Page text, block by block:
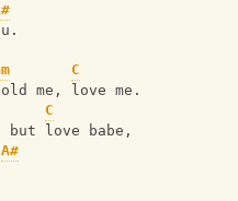
C
me, love me.
C
love babe,
A#